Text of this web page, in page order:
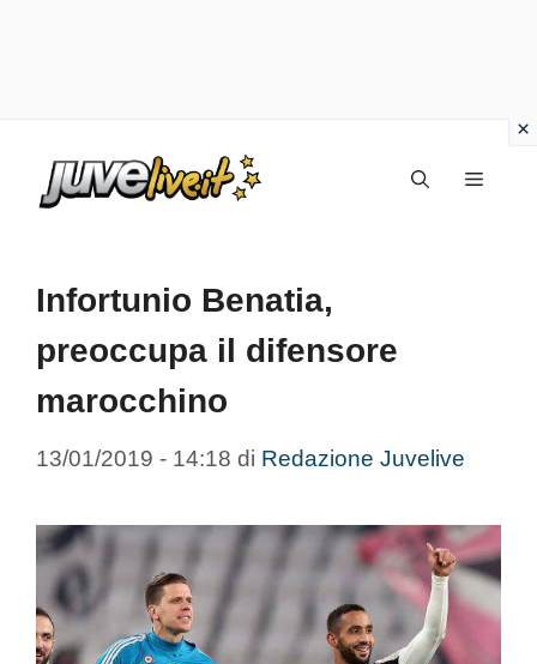
Menu
Infortunio Benatia,
preoccupa il difensore
marocchino
13/01/2019 - 14:18 di Redazione Juvelive